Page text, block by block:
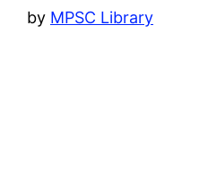
by MPSC Library